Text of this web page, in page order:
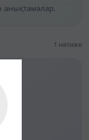
анықтамалар.
1 нәтиже